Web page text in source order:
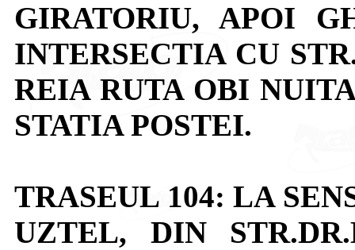
GIRATORIU, APOI
INTERSECTIA CU
REIA RUTA OBI
STATIA POSTEI.
TRASEUL 104: LA
UZTEL, DIN